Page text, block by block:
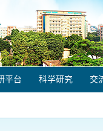
平台 科学研究 交